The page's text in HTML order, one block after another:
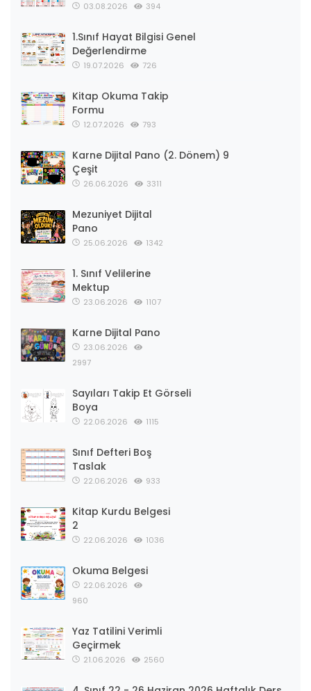
03.08.2026 394
1.Sınıf Hayat Bilgisi Genel
Değerlendirme
19.07.2026 726
Kitap Okuma Takip
Formu
12.07.2026 793
Karne Dijital Pano (2. Dönem) 9
Çeşit
26.06.2026 3311
Mezuniyet Dijital
Pano
25.06.2026 1342
1. Sınıf Velilerine
Mektup
23.06.2026 1107
Karne Dijital Pano
23.06.2026
2997
Sayıları Takip Et Görseli
Boya
22.06.2026 1115
Sınıf Defteri Boş
Taslak
22.06.2026 933
Kitap Kurdu Belgesi
2
22.06.2026 1036
Okuma Belgesi
22.06.2026
960
Yaz Tatilini Verimli
Geçirmek
21.06.2026 2560